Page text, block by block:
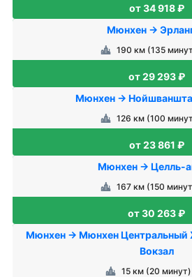
от 34 918 ₽
Мюнхен →
190 км (135
от 29 293 ₽
Мюнхен →
126 км (100
от 23 861 ₽
Мюнхен → Целль-
167 км (150
от 30 263 ₽
Мюнхен → Мюнхен Центральный
Вокзал
15 км (20 минут)